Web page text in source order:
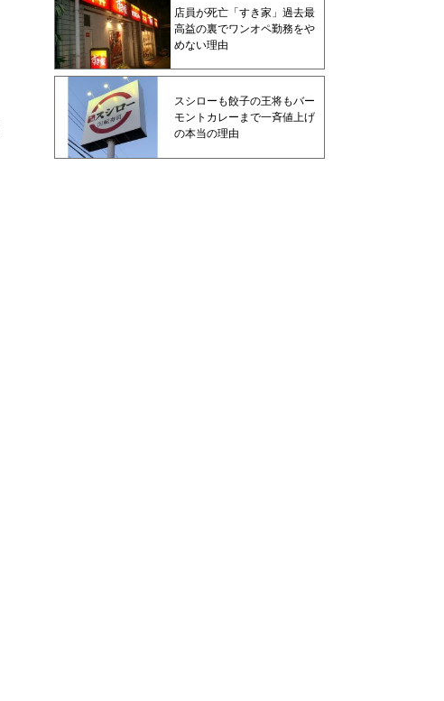
店員が死亡「すき家」過去最
高益の裏でワンオペ勤務をや
めない理由
スシローも餃子の王将もバー
モントカレーまで一斉値上げ
の本当の理由